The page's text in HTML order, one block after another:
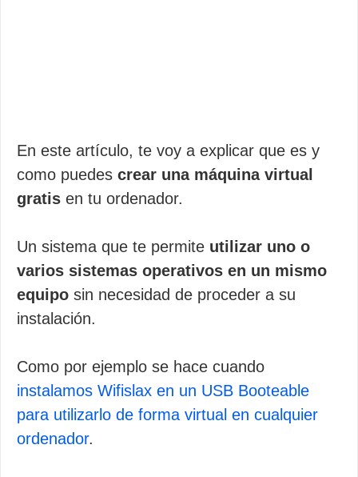
En este artículo, te voy a explicar que es y
como puedes crear una máquina virtual
gratis en tu ordenador.
Un sistema que te permite utilizar uno o
varios sistemas operativos en un mismo
equipo sin necesidad de proceder a su
instalación.
Como por ejemplo se hace cuando
instalamos Wifislax en un USB Booteable
para utilizarlo de forma virtual en cualquier
ordenador.